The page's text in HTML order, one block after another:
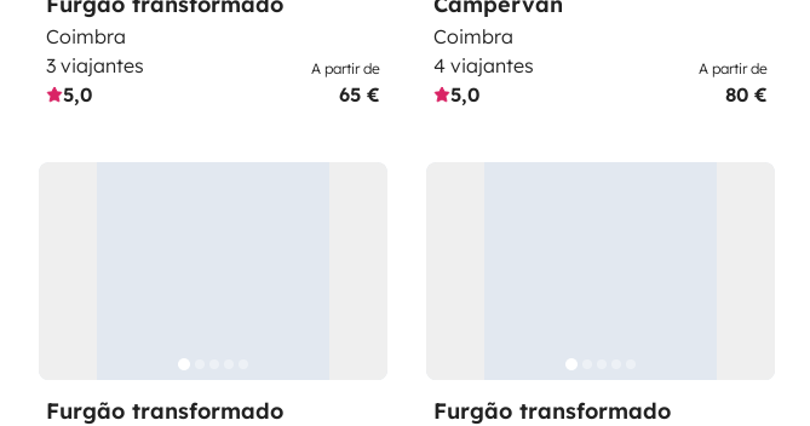
Coimbra
3 viajantes
5,0
A partir de
65 €
Coimbra
4 viajantes
5,0
A partir de
80 €
Furgão transformado Furgão transformado